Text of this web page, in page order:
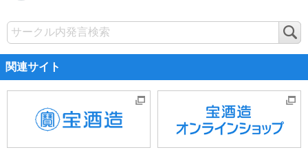
索
関連サイト